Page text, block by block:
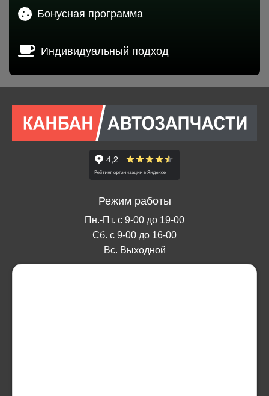
Бонусная программа
Индивидуальный подход
Режим работы
Пн.-Пт. с 9-00 до 19-00
Сб. с 9-00 до 16-00
Вс. Выходной